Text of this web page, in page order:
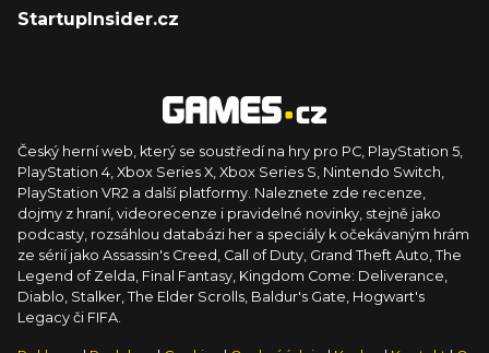
StartupInsider.cz
Český herní web, který se soustředí na hry pro PC, PlayStation 5,
PlayStation 4, Xbox Series X, Xbox Series S, Nintendo Switch,
PlayStation VR2 a další platformy. Naleznete zde recenze,
dojmy z hraní, videorecenze i pravidelné novinky, stejně jako
podcasty, rozsáhlou databázi her a speciály k očekávaným hrám
ze sérií jako Assassin's Creed, Call of Duty, Grand Theft Auto, The
Legend of Zelda, Final Fantasy, Kingdom Come: Deliverance,
Diablo, Stalker, The Elder Scrolls, Baldur's Gate, Hogwart's
Legacy či FIFA.